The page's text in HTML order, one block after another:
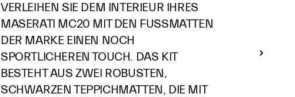
VERLEIHEN SIE DEM INTERIEUR IHRES
MASERATI MC20 MIT DEN FUSSMATTEN
DER MARKE EINEN NOCH
SPORTLICHEREN TOUCH. DAS KIT
BESTEHT AUS ZWEI ROBUSTEN,
SCHWARZEN TEPPICHMATTEN, DIE MIT